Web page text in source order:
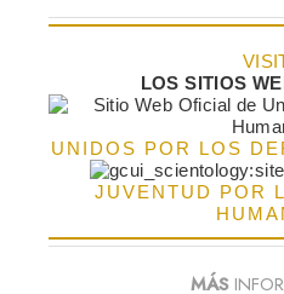
LOS SITIOS
UNIDOS POR LOS
JUVENTUD POR
MÁS